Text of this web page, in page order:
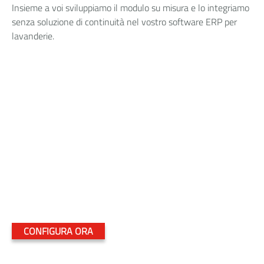
Insieme a voi sviluppiamo il modulo su misura e lo integriamo
senza soluzione di continuità nel vostro software ERP per
lavanderie.
CONFIGURA ORA